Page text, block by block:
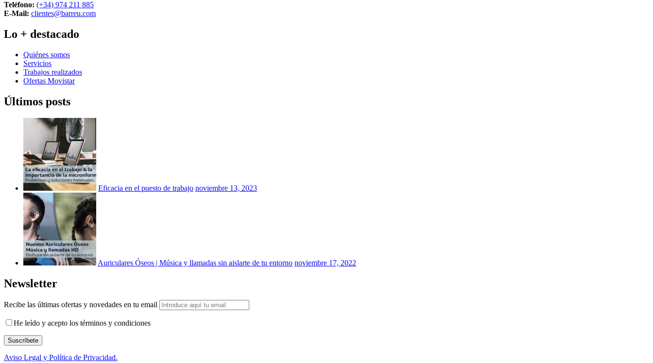
Teléfono: (+34) 974 211 885
E-Mail: clientes@barreu.com
Lo + destacado
Quiénes somos
Servicios
Trabajos realizados
Ofertas Movistar
Últimos posts
Eficacia en el puesto de trabajo noviembre 13, 2023
Auriculares Óseos | Música y llamadas sin aislarte de tu entorno noviembre 17, 2022
Newsletter
Recibe las últimas ofertas y novedades en tu email
He leído y acepto los términos y condiciones
Suscríbete
Aviso Legal y Política de Privacidad.